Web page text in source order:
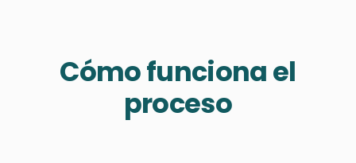
Cómo funciona el
proceso